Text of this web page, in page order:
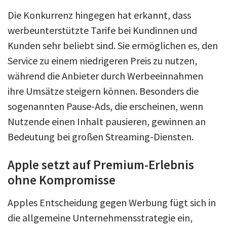
Die Konkurrenz hingegen hat erkannt, dass
werbeunterstützte Tarife bei Kundinnen und
Kunden sehr beliebt sind. Sie ermöglichen es, den
Service zu einem niedrigeren Preis zu nutzen,
während die Anbieter durch Werbeeinnahmen
ihre Umsätze steigern können. Besonders die
sogenannten Pause-Ads, die erscheinen, wenn
Nutzende einen Inhalt pausieren, gewinnen an
Bedeutung bei großen Streaming-Diensten.
Apple setzt auf Premium-Erlebnis
ohne Kompromisse
Apples Entscheidung gegen Werbung fügt sich in
die allgemeine Unternehmensstrategie ein,